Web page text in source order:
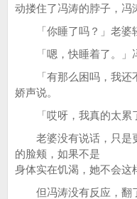
动搂住了冯涛的脖子，冯
「你睡了吗？」老婆
「嗯，快睡着了。」冯
「有那么困吗，我还
娇声说。
「哎呀，我真的太累了
老婆没有说话，只是
的脸颊，如果不是
身体实在饥渴，她不会这
但冯涛没有反应，翻了